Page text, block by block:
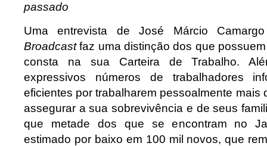
passado
Uma entrevista de José Márcio
Broadcastfaz uma distinção dos que
consta na sua Carteira de Trabalho.
expressivos números de trabalhadores
eficientes por trabalharem pessoalmente mais
assegurar a sua sobrevivência e de seus
que metade dos que se encontram no
estimado por baixo em 100 mil novos, que